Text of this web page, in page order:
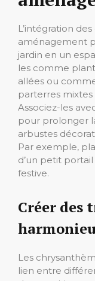
L’intégration
aménagement
jardin en un
les comme
allées ou
parterres mixtes
Associez-les
pour prolonger
arbustes
Par exemple,
d’un petit
festive.
Créer des
Les
lien entre